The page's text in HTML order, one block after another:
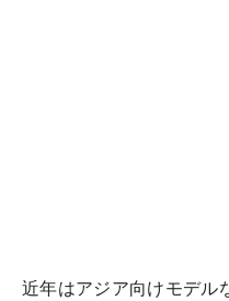
近年はアジア向けモデル